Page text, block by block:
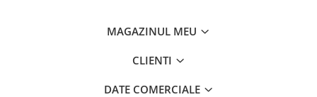
MAGAZINUL MEU
CLIENTI
DATE COMERCIALE